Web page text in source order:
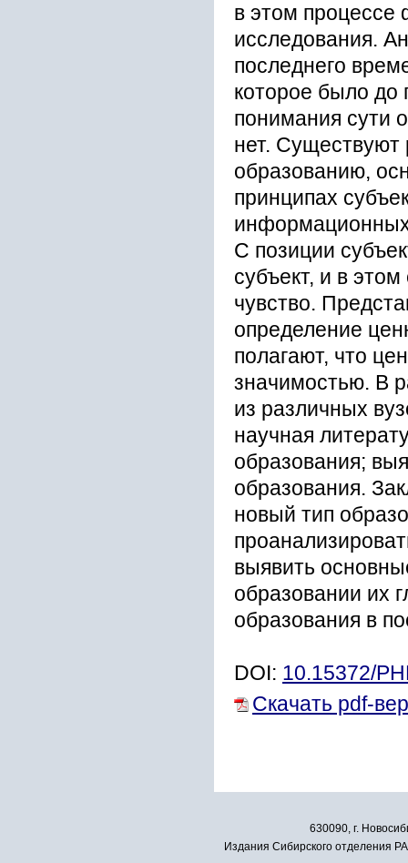
в этом процессе
исследования.
последнего
которое было до
понимания сути
нет. Существуют
образованию,
принципах
С позиции
субъект, и в
чувство.
определение
полагают, что
значимостью. В
из различных
научная
образования;
образования.
новый тип
выявить
образовании их
образования в
DOI: 10.15372/
Скачать pdf-
630090, г.
Издания Сибирского отделения